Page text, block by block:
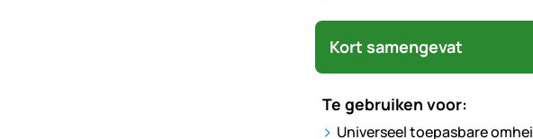
Kort samengevat
Te gebruiken voor:
Universeel toepasbare